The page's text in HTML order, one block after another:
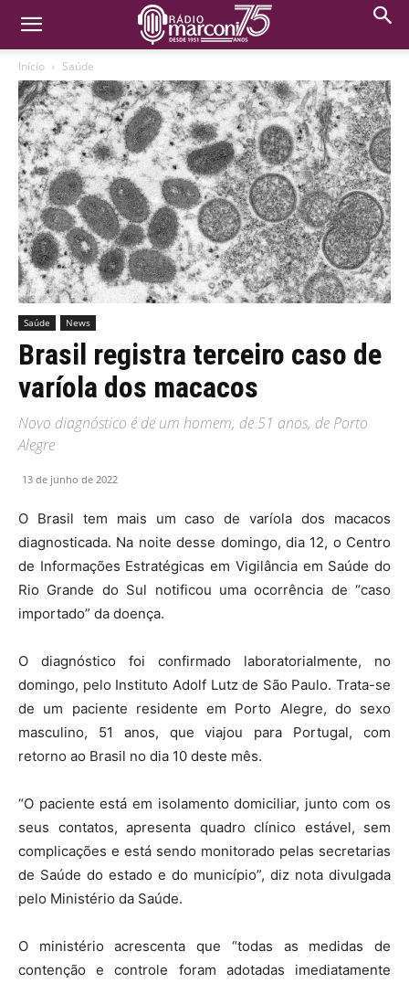
Início Saúde
Saúde News
Brasil registra terceiro caso de
varíola dos macacos
Novo diagnóstico é de um homem, de 51 anos, de Porto
Alegre
13 de junho de 2022
O Brasil tem mais um caso de varíola dos macacos
diagnosticada. Na noite desse domingo, dia 12, o Centro
de Informações Estratégicas em Vigilância em Saúde do
Rio Grande do Sul notificou uma ocorrência de “caso
importado” da doença.
O diagnóstico foi confirmado laboratorialmente, no
domingo, pelo Instituto Adolf Lutz de São Paulo. Trata-se
de um paciente residente em Porto Alegre, do sexo
masculino, 51 anos, que viajou para Portugal, com
retorno ao Brasil no dia 10 deste mês.
“O paciente está em isolamento domiciliar, junto com os
seus contatos, apresenta quadro clínico estável, sem
complicações e está sendo monitorado pelas secretarias
de Saúde do estado e do município”, diz nota divulgada
pelo Ministério da Saúde.
O ministério acrescenta que “todas as medidas de
contenção e controle foram adotadas imediatamente